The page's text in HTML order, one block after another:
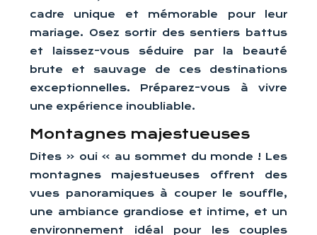
cadre unique et mémorable pour leur
mariage. Osez sortir des sentiers battus
et laissez-vous séduire par la beauté
brute et sauvage de ces destinations
exceptionnelles. Préparez-vous à vivre
une expérience inoubliable.
Montagnes majestueuses
Dites « oui » au sommet du monde ! Les
montagnes majestueuses offrent des
vues panoramiques à couper le souffle,
une ambiance grandiose et intime, et un
environnement idéal pour les couples